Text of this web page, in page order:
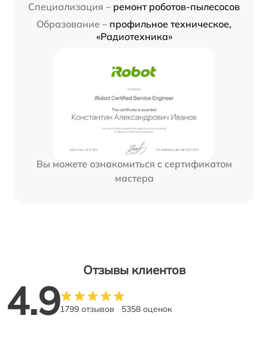
Специализация – ремонт роботов-пылесосов
Образование – профильное техническое,
«Радиотехника»
Вы можете ознакомиться с сертификатом
мастера
Отзывы клиентов
4.91799 отзывов 5358 оценок